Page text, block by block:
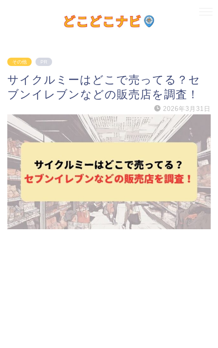
その他 PR
サイクルミーはどこで売ってる？セ
ブンイレブンなどの販売店を調査！
2026年3月31日